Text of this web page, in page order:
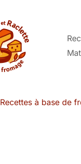
Recettes à base de